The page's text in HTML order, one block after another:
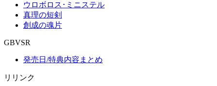
ウロボロス･ミニステル
真理の短剣
創成の魂片
GBVSR
発売日/特典内容まとめ
リリンク